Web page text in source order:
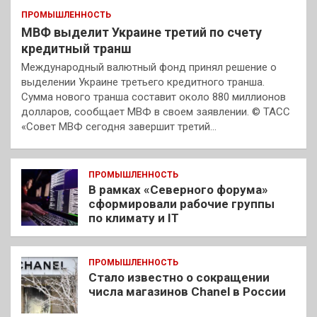
ПРОМЫШЛЕННОСТЬ
МВФ выделит Украине третий по счету
кредитный транш
Международный валютный фонд принял решение о
выделении Украине третьего кредитного транша.
Сумма нового транша составит около 880 миллионов
долларов, сообщает МВФ в своем заявлении. © ТАСС
«Совет МВФ сегодня завершит третий…
ПРОМЫШЛЕННОСТЬ
В рамках «Северного форума»
сформировали рабочие группы
по климату и IT
ПРОМЫШЛЕННОСТЬ
Стало известно о сокращении
числа магазинов Chanel в России